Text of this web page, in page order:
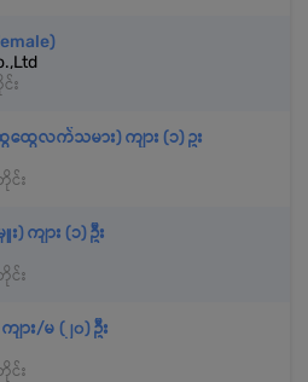
း
ထွေလက်သမား) ကျား (၁) ဥး
င်း
) ကျား (၁) ဦး
င်း
ား/မ (၂၀) ဦး
င်း